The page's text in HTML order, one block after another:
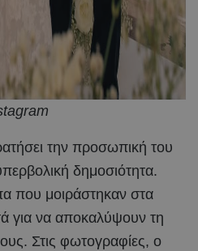
την προσωπική του
δημοσιότητα.
που μοιράστηκαν στα
για να αποκαλύψουν τη
Στις φωτογραφίες, ο